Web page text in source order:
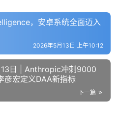
，安卓系统全面迈入
2026年5月13日 上午10:12
日 | Anthropic冲刺9000
彦宏定义DAA新指标
下一篇